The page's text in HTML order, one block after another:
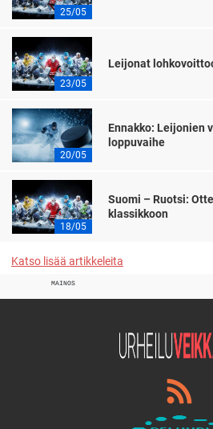
25/05
23/05
Leijonat
20/05
Ennakko: Leijonien
loppuvaihe
18/05
Suomi – Ruotsi:
klassikkoon
Katso lisää artikkeleita
MAINOS